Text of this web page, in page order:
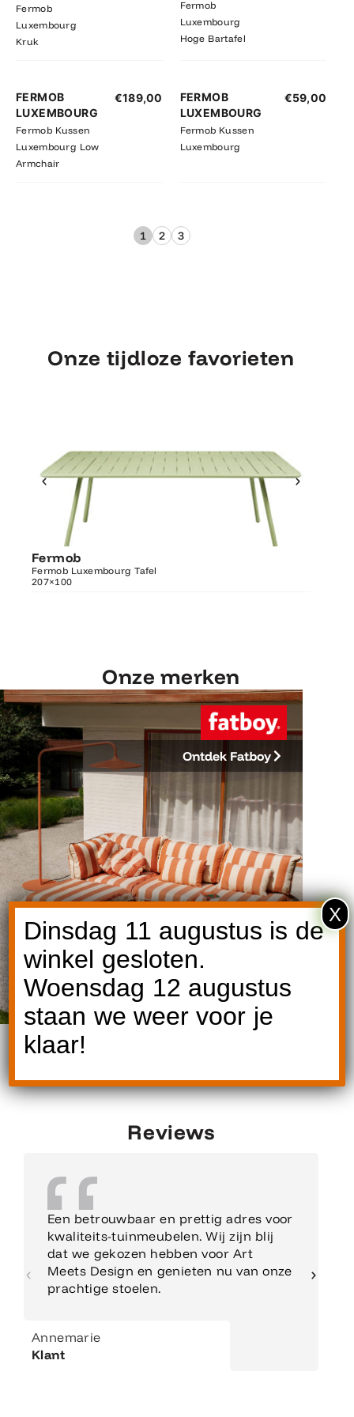
Fermob
Luxembourg
Kruk
€225,00
Fermob
Luxembourg
Hoge Bartafel
FERMOB
LUXEMBOURG
Fermob Kussen
Luxembourg Low
Armchair
€189,00
FERMOB
LUXEMBOURG
Fermob Kussen
Luxembourg
€59,00
1 2 3
Onze tijdloze favorieten
Fermob
Fermob Luxembourg Tafel
207×100
207×100
Onze merken
Ontdek Fatboy
Reviews
Een betrouwbaar en prettig adres voor
kwaliteits-tuinmeubelen. Wij zijn blij
dat we gekozen hebben voor Art
Meets Design en genieten nu van onze
prachtige stoelen.
Annemarie
Klant
Dinsdag 11 augustus is de
winkel gesloten.
Woensdag 12 augustus
staan we weer voor je
klaar!
X